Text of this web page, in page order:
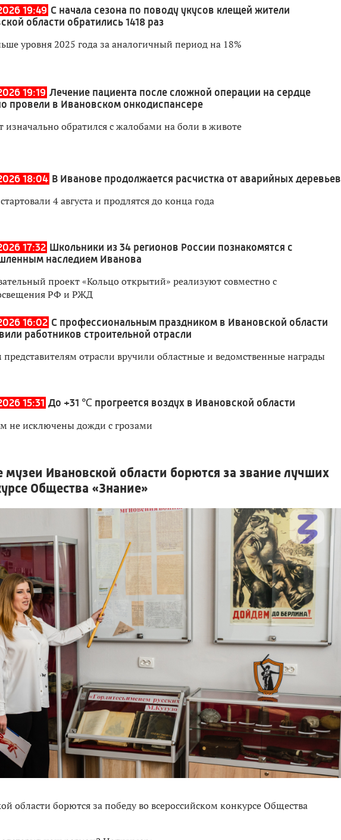
19:49 С начала сезона по поводу укусов клещей жители
области обратились 1418 раз
уровня 2025 года за аналогичный период на 18%
19:19 Лечение пациента после сложной операции на сердце
провели в Ивановском онкодиспансере
изначально обратился с жалобами на боли в животе
18:04 В Иванове продолжается расчистка от аварийных деревьев
4 августа и продлятся до конца года
17:32 Школьники из 34 регионов России познакомятся с
наследием Иванова
проект «Кольцо открытий» реализуют совместно с
РФ и РЖД
16:02 С профессиональным праздником в Ивановской области
работников строительной отрасли
отрасли вручили областные и ведомственные награды
15:31 До +31 ℃ прогреется воздух в Ивановской области
не исключены дожди с грозами
Ивановской области борются за звание лучших
Общества «Знание»
области борются за победу во всероссийском конкурсе Общества